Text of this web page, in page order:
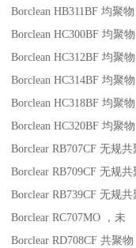
Borclean HB311BF 均聚物
Borclean HC300BF 均聚物
Borclean HC312BF 均聚物
Borclean HC314BF 均聚物
Borclean HC318BF 均聚物
Borclean HC320BF 均聚物
Borclear RB707CF 无规共
Borclear RB709CF 无规共
Borclear RB739CF 无规共
Borclear RC707MO
，未
Borclear RD708CF 共聚物